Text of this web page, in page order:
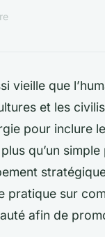
vieille que
et les
pour inclure
qu’un
pratique sur
afin de